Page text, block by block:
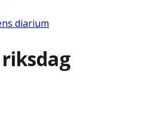
diarium